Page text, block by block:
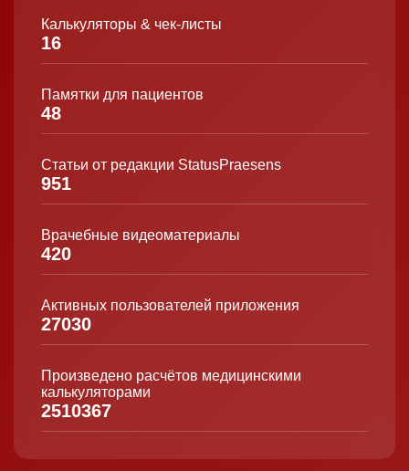
Калькуляторы & чек-листы
16
Памятки для пациентов
48
Статьи от редакции StatusPraesens
951
Врачебные видеоматериалы
420
Активных пользователей приложения
27030
Произведено расчётов медицинскими
калькуляторами
2510367